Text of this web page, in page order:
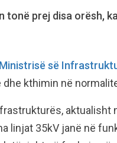
tonë prej disa orësh,
Ministrisë së
kthimin në
aktualisht
linjat 35kV janë në